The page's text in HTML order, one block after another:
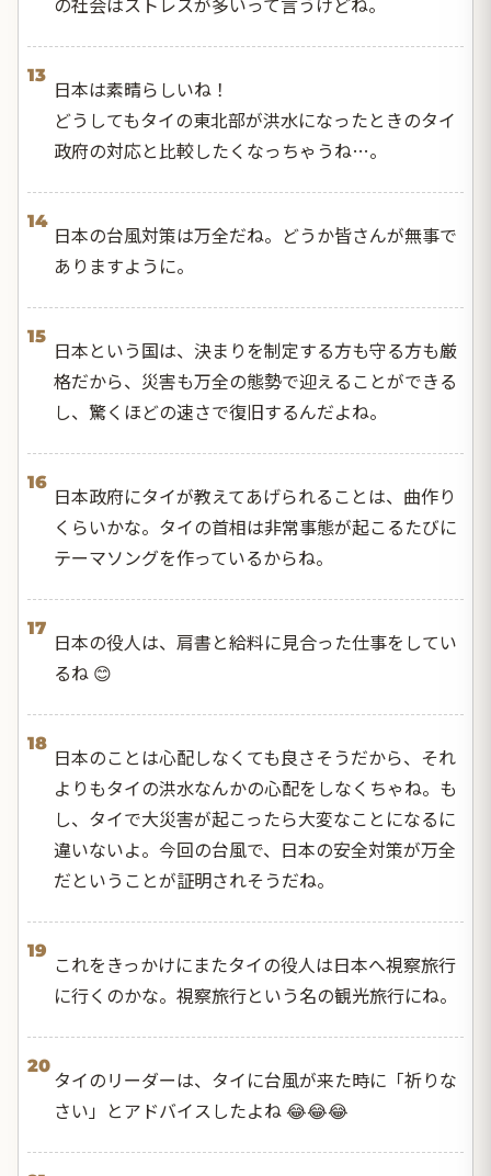
13
日本は素晴らしいね！
どうしてもタイの東北部が洪水になったときのタイ
政府の対応と比較したくなっちゃうね…。
14
日本の台風対策は万全だね。どうか皆さんが無事で
ありますように。
15
日本という国は、決まりを制定する方も守る方も厳
格だから、災害も万全の態勢で迎えることができる
し、驚くほどの速さで復旧するんだよね。
16
日本政府にタイが教えてあげられることは、曲作り
くらいかな。タイの首相は非常事態が起こるたびに
テーマソングを作っているからね。
17
日本の役人は、肩書と給料に見合った仕事をしてい
るね 😊
18
日本のことは心配しなくても良さそうだから、それ
よりもタイの洪水なんかの心配をしなくちゃね。も
し、タイで大災害が起こったら大変なことになるに
違いないよ。今回の台風で、日本の安全対策が万全
だということが証明されそうだね。
19
これをきっかけにまたタイの役人は日本へ視察旅行
に行くのかな。視察旅行という名の観光旅行にね。
20
タイのリーダーは、タイに台風が来た時に「祈りな
さい」とアドバイスしたよね 😂😂😂